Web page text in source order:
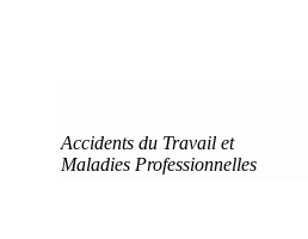
Accidents du Travail et
Maladies Professionnelles